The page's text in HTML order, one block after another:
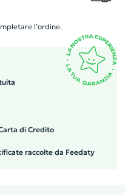
l’ordine.
di Credito
raccolte da Feedaty